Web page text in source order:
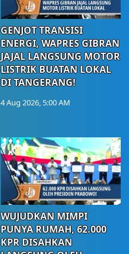
GENJOT TRANSISI
ENERGI, WAPRES GIBRAN
JAJAL LANGSUNG MOTOR
LISTRIK BUATAN LOKAL
DI TANGERANG!
4 Aug 2026, 5:00 AM
WUJUDKAN MIMPI
PUNYA RUMAH, 62.000
KPR DISAHKAN